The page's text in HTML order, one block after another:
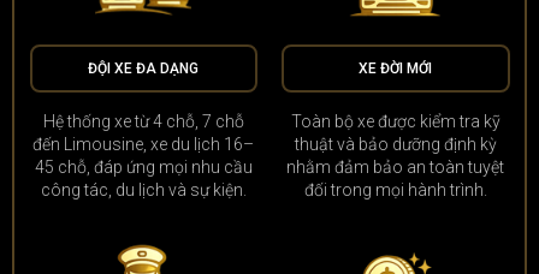
ĐỘI XE ĐA DẠNG
Hệ thống xe từ 4 chỗ, 7 chỗ
đến Limousine, xe du lịch 16–
45 chỗ, đáp ứng mọi nhu cầu
công tác, du lịch và sự kiện.
XE ĐỜI MỚI
Toàn bộ xe được kiểm tra kỹ
thuật và bảo dưỡng định kỳ
nhằm đảm bảo an toàn tuyệt
đối trong mọi hành trình.